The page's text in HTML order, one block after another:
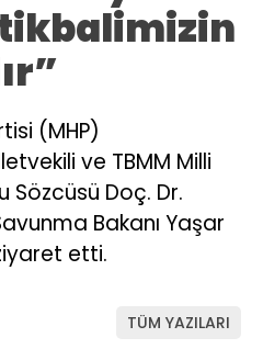
(MHP)
ve TBMM Milli
Sözcüsü Doç. Dr.
Bakanı Yaşar
etti.
TÜM YAZILARI